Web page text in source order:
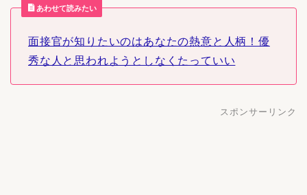
あわせて読みたい
面接官が知りたいのはあなたの熱意と人柄！優
秀な人と思われようとしなくたっていい
スポンサーリンク